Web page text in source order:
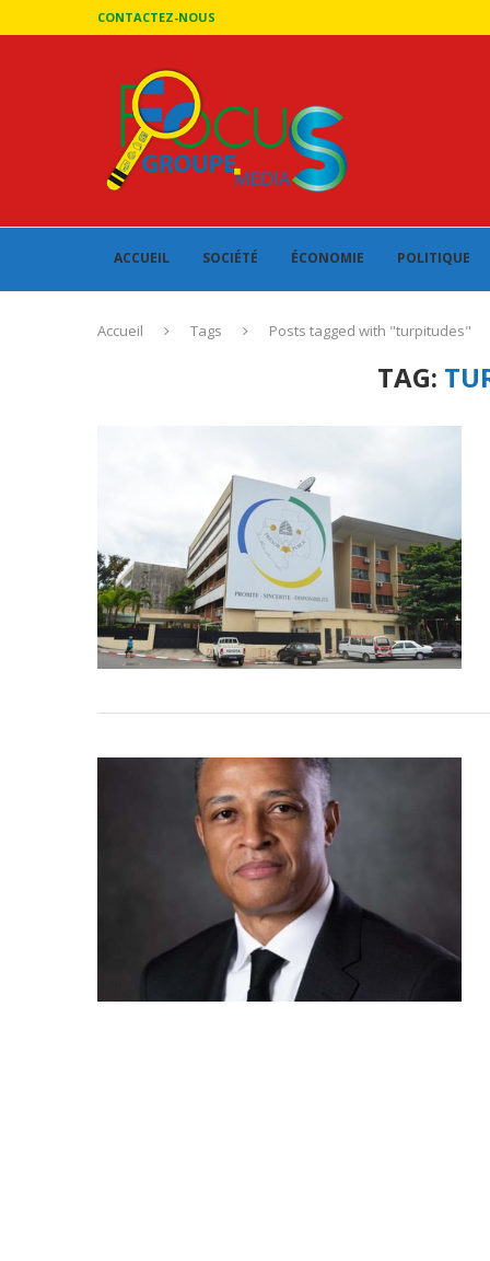
CONTACTEZ-NOUS
ACCUEIL SOCIÉTÉ ÉCONOMIE POLITIQUE
Accueil Tags Posts tagged with "turpitudes"
TAG: